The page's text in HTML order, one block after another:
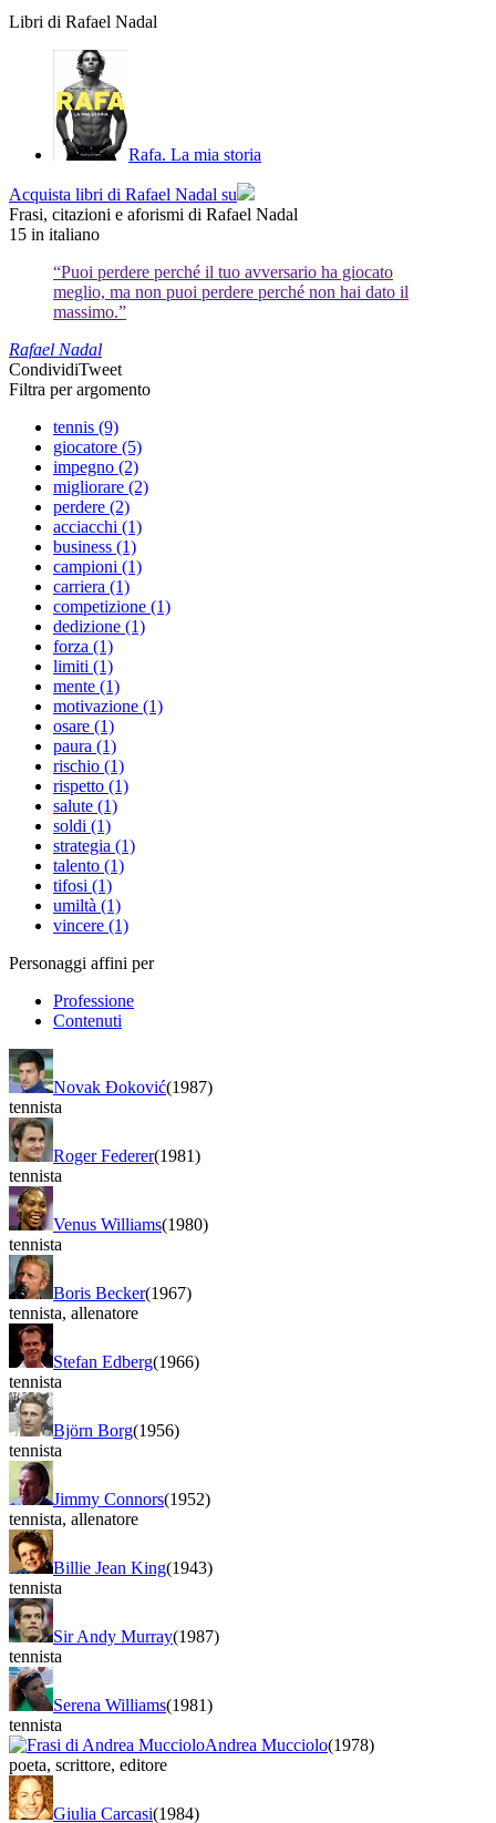
Libri di Rafael Nadal
Rafa. La mia storia
Acquista libri di Rafael Nadal su
Frasi, citazioni e aforismi di Rafael Nadal
15 in italiano
“Puoi perdere perché il tuo avversario ha giocato
meglio, ma non puoi perdere perché non hai dato il
massimo.”
Rafael Nadal
CondividiTweet
Filtra per argomento
tennis (9)
giocatore (5)
impegno (2)
migliorare (2)
perdere (2)
acciacchi (1)
business (1)
campioni (1)
carriera (1)
competizione (1)
dedizione (1)
forza (1)
limiti (1)
mente (1)
motivazione (1)
osare (1)
paura (1)
rischio (1)
rispetto (1)
salute (1)
soldi (1)
strategia (1)
talento (1)
tifosi (1)
umiltà (1)
vincere (1)
Personaggi affini per
Professione
Contenuti
Novak Đoković(1987)
tennista
Roger Federer(1981)
tennista
Venus Williams(1980)
tennista
Boris Becker(1967)
tennista, allenatore
Stefan Edberg(1966)
tennista
Björn Borg(1956)
tennista
Jimmy Connors(1952)
tennista, allenatore
Billie Jean King(1943)
tennista
Sir Andy Murray(1987)
tennista
Serena Williams(1981)
tennista
Andrea Mucciolo(1978)
poeta, scrittore, editore
Giulia Carcasi(1984)